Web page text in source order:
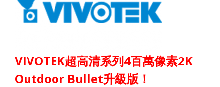
VIVOTEK超高清系列4百萬像素2K
Outdoor Bullet升級版！